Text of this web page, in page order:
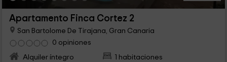
Apartamento Finca Cortez 2
San Bartolome De Tirajana, Gran Canaria
0 opiniones
Alquiler íntegro
1 habitaciones